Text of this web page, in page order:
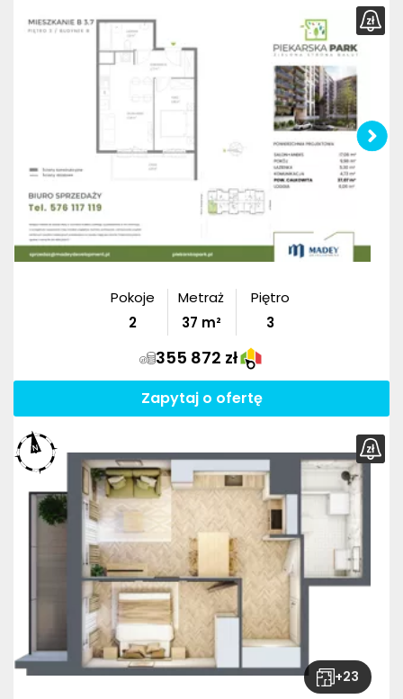
Pokoje
2
Metraż
37 m²
Piętro
3
355 872 zł
Zapytaj o ofertę
+23